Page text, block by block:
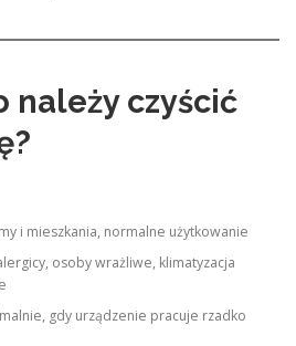
należy czyścić
i mieszkania, normalne użytkowanie
osoby wrażliwe, klimatyzacja
gdy urządzenie pracuje rzadko